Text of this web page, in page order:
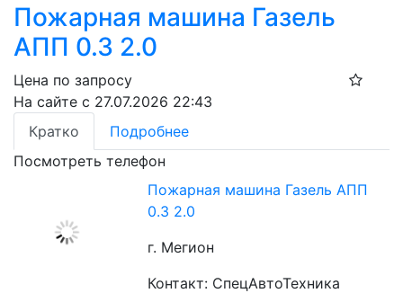
Пожарная машина Газель
АПП 0.3 2.0
Цена по запросу
На сайте с 27.07.2026 22:43
Кратко
Подробнее
Посмотреть телефон
Пожарная машина Газель АПП
0.3 2.0
г. Мегион
Контакт: СпецАвтоТехника